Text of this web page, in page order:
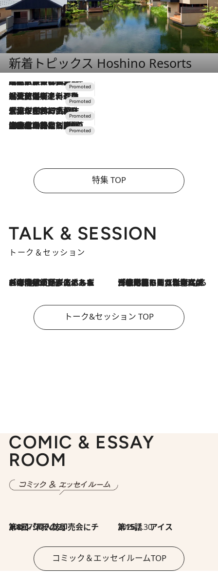
新着トピックス Hoshino Resorts
2026.7.31
【ホテル帰省】という選択肢をOMOが提案。家族とほどよい距離を保つには「昼は実家、夜は気兼ねなくホテルで！」
2026.7.24
【夏限定ディナーコース】旬を迎える稚鮎や花ズッキーニなどをイタリア・トスカーナの郷土料理の手法で満喫！
2026.7.17
「土佐和ハーブかき氷」がOMO7高知に登場！生姜、山椒、大葉など目にも舌にも涼を呼ぶ郷土の味
2026.7.10
NEW OPEN！【界 草津】名湯の地に誕生。趣の異なる2種の温泉と上州ならではの会席・蕎麦割烹など美食を味わう究極の癒やし旅
特集 TOP
TALK & SESSION
トーク＆セッション
2026.8.3
「今後値上げがあるとすれば…」「リスクがあるのは今年の冬」エネルギー専門家が語る、ホルムズ海峡封鎖が家庭にもたらす“ある心配” 2026.8.3
「住宅建てられない…」「サーチャージ料の高値が続いている」ホルムズ海峡封鎖による影響はいつまで続く？《エネルギー専門家に聞く“どうなる日本の暮らし”》
トーク&セッション TOP
COMIC & ESSAY
ROOM
2026.7.30
第8回「同人誌即売会にチャレンジ その2」 2026.7.30
第15話 アイス
コミック＆エッセイルームTOP